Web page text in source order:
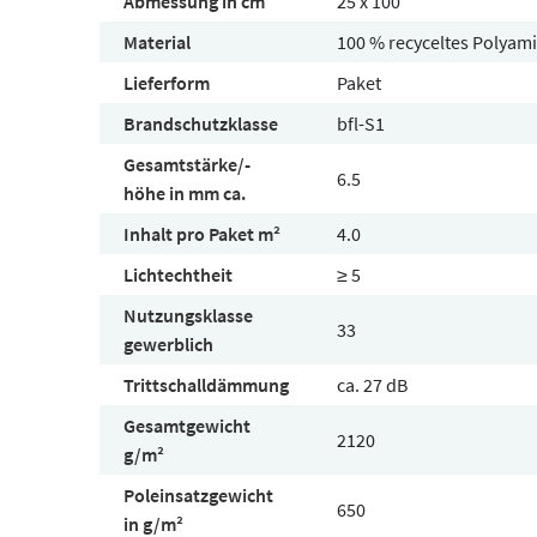
Material
100 % recyceltes
Lieferform
Paket
Brandschutzklasse
bfl-S1
Gesamtstärke/-
höhe in mm ca.
6.5
Inhalt pro Paket m²
4.0
Lichtechtheit
≥ 5
Nutzungsklasse
gewerblich
33
Trittschalldämmung
ca. 27 dB
Gesamtgewicht
g/m²
2120
Poleinsatzgewicht
in g/m²
650